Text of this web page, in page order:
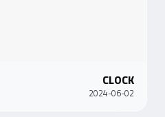
CLOCK
2024-06-02